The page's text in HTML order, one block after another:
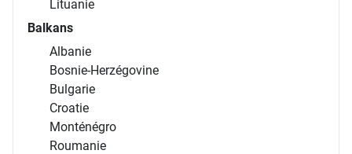
Lituanie
Balkans
Albanie
Bosnie-Herzégovine
Bulgarie
Croatie
Monténégro
Roumanie